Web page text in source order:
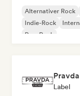
Alternativer Rock
Indie-Rock
Pop-Rock
Label